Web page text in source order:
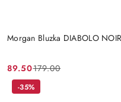
Morgan Bluzka DIABOLO NOIR
Cena
promocyjna:
89.50
Cena
przed
179.00
-35%